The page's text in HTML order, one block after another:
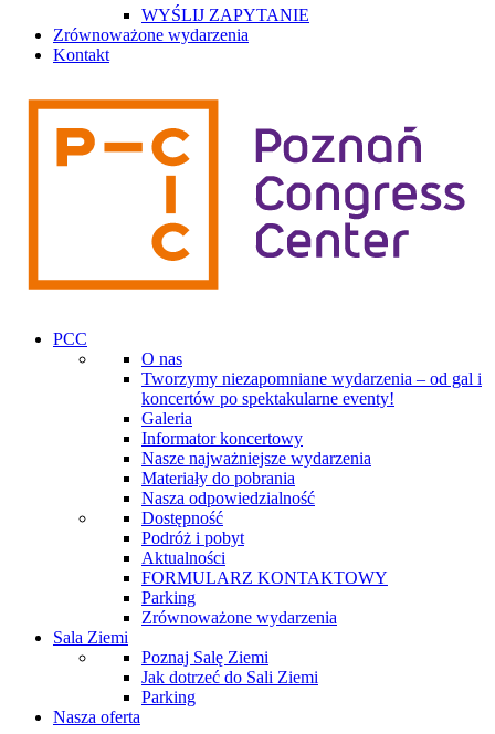
WYŚLIJ ZAPYTANIE
Zrównoważone wydarzenia
Kontakt
PCC
O nas
Tworzymy niezapomniane wydarzenia – od gal i
koncertów po spektakularne eventy!
Galeria
Informator koncertowy
Nasze najważniejsze wydarzenia
Materiały do pobrania
Nasza odpowiedzialność
Dostępność
Podróż i pobyt
Aktualności
FORMULARZ KONTAKTOWY
Parking
Zrównoważone wydarzenia
Sala Ziemi
Poznaj Salę Ziemi
Jak dotrzeć do Sali Ziemi
Parking
Nasza oferta